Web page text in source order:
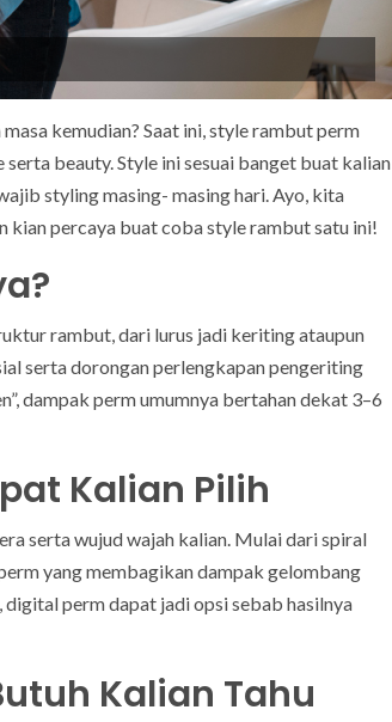
kemudian? Saat ini, style rambut perm
beauty. Style ini sesuai banget buat kalian
styling masing- masing hari. Ayo, kita
kian percaya buat coba style rambut satu ini!
rambut, dari lurus jadi keriting ataupun
serta dorongan perlengkapan pengeriting
dampak perm umumnya bertahan dekat 3–6
Kalian Pilih
serta wujud wajah kalian. Mulai dari spiral
yang membagikan dampak gelombang
perm dapat jadi opsi sebab hasilnya
Kalian Tahu